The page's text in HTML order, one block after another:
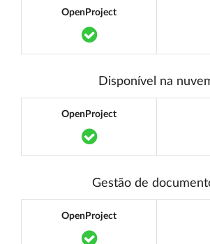
OpenProject
Translation
Disponível na
OpenProject
Translation
Gestão de
OpenProject
Translation